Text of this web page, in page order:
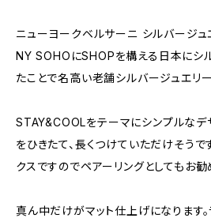
ニューヨークベルサーニ シルバージュ
NY SOHOにSHOPを構える日本にシ
たことで名高い老舗シルバージュエリー
STAY&COOLをテーマにシンプルなデ
をひきたて、長くつけていただけそうで
クスですのでペアーリングとしてもお勧
真ん中だけがマット仕上げになります